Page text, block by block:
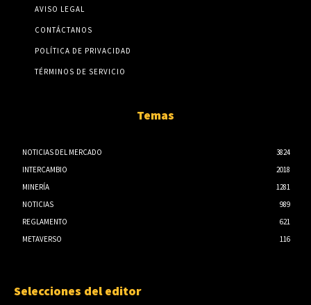
AVISO LEGAL
CONTÁCTANOS
POLÍTICA DE PRIVACIDAD
TÉRMINOS DE SERVICIO
Temas
NOTICIAS DEL MERCADO
3824
INTERCAMBIO
2018
MINERÍA
1281
NOTICIAS
989
REGLAMENTO
621
METAVERSO
116
Selecciones del editor